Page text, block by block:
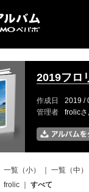
2019フロ
作成日 2019 /
管理者
frolicさ
一覧（小） 一覧（中）
frolic
すべて